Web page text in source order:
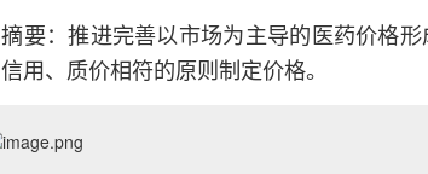
摘要：推进完善以市场为主导的医药价格
信用、质价相符的原则制定价格。